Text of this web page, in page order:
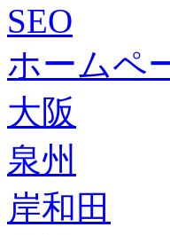
SEO
ホームペ
大阪
泉州
岸和田